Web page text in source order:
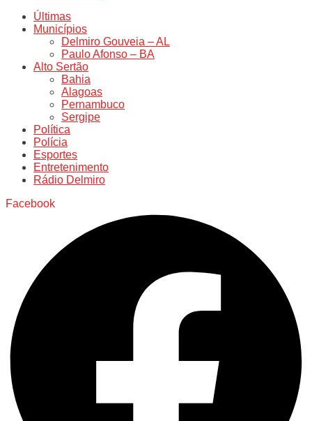
Últimas
Municípios
Delmiro Gouveia – AL
Paulo Afonso – BA
Alto Sertão
Bahia
Alagoas
Pernambuco
Sergipe
Política
Polícia
Esportes
Entretenimento
Rádio Delmiro
Facebook